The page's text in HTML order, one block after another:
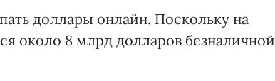
доллары онлайн. Поскольку на
около 8 млрд долларов безналичной